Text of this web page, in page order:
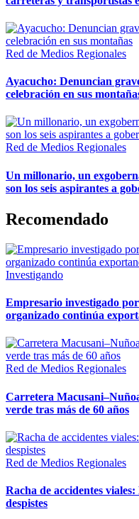
Red de Medios Regionales
Ayacucho: Denuncian
celebración en sus
Red de Medios Regionales
Un millonario, un
son los seis aspirantes a
Recomendado
Investigando
Empresario investigado
organizado continúa
Red de Medios Regionales
Carretera
verde tras más de 60 años
Red de Medios Regionales
Racha de accidentes
despistes